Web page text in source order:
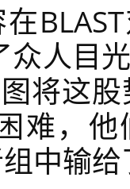
众人目
将这
难，
中输给